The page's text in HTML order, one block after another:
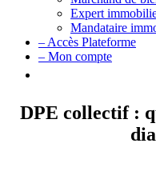
Expert
Mandataire
– Accès Plateforme
– Mon compte
DPE collectif :